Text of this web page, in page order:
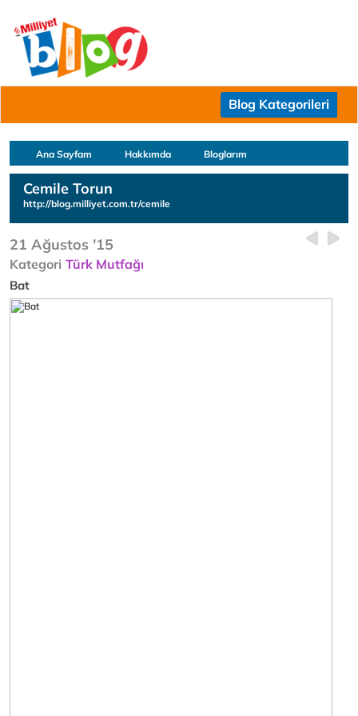
Blog Kategorileri
Ana Sayfam Hakkımda Bloglarım
Cemile Torun
http://blog.milliyet.com.tr/cemile
21 Ağustos '15
Kategori Türk Mutfağı
Bat